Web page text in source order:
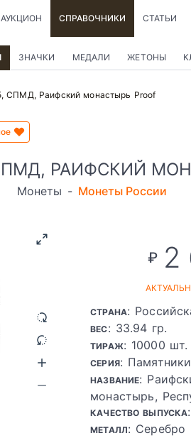
АУКЦИОН СПРАВОЧНИКИ СТАТЬИ
ЗНАЧКИ МЕДАЛИ ЖЕТОНЫ
СПМД, Раифский монастырь Proof
РАИФСКИЙ
Монеты - Монеты России
₽ 2
СТРАНА:
ВЕС: 33.94 гр.
ТИРАЖ: 10000 шт.
СЕРИЯ:
НАЗВАНИЕ:
монастырь,
КАЧЕСТВО ВЫПУСКА
МЕТАЛЛ: Серебро